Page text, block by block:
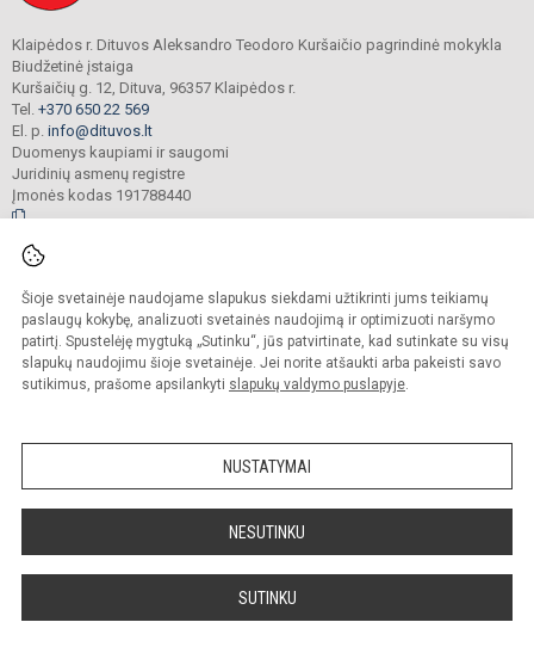
Šioje svetainėje naudojame slapukus siekdami užtikrinti jums teikiamų
paslaugų kokybę, analizuoti svetainės naudojimą ir optimizuoti naršymo
patirtį. Spustelėję mygtuką „Sutinku“, jūs patvirtinate, kad sutinkate su visų
slapukų naudojimu šioje svetainėje. Jei norite atšaukti arba pakeisti savo
sutikimus, prašome apsilankyti slapukų valdymo puslapyje.
NUSTATYMAI
NESUTINKU
SUTINKU
Klaipėdos r. Dituvos Aleksandro Teodoro Kuršaičio pagrindinė mokykla
Biudžetinė įstaiga
Kuršaičių g. 12, Dituva, 96357 Klaipėdos r.
Tel. +370 650 22 569
El. p. info@dituvos.lt
Duomenys kaupiami ir saugomi
Juridinių asmenų registre
Įmonės kodas 191788440
Visos teisės saugomos. Kopijuoti turinį be raštiško įstaigos administracijos
sutikimo griežtai draudžiama.
Prieinamumo paraiška Slapukų politika
Sumanus būdas atnaujinti